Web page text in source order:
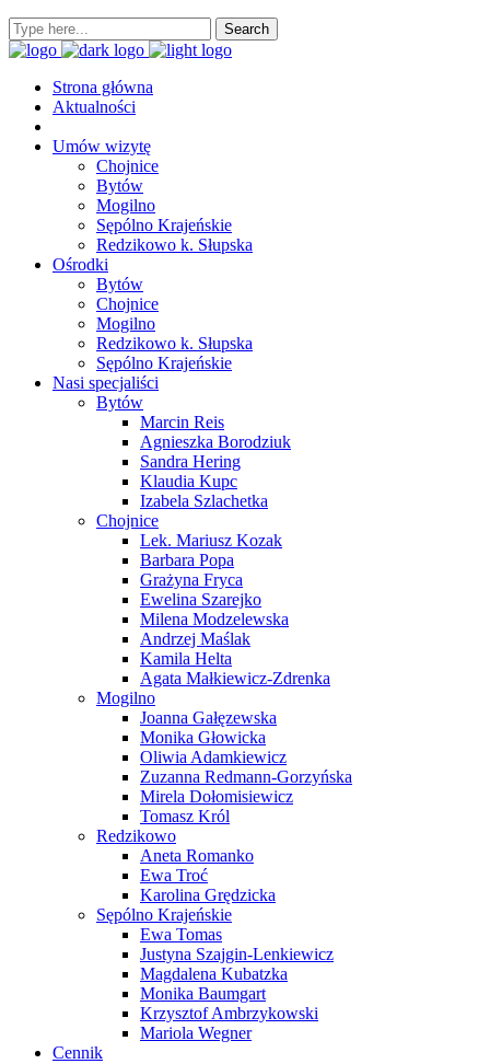
Strona główna
Aktualności
Umów wizytę
Chojnice
Bytów
Mogilno
Sępólno Krajeńskie
Redzikowo k. Słupska
Ośrodki
Bytów
Chojnice
Mogilno
Redzikowo k. Słupska
Sępólno Krajeńskie
Nasi specjaliści
Bytów
Marcin Reis
Agnieszka Borodziuk
Sandra Hering
Klaudia Kupc
Izabela Szlachetka
Chojnice
Lek. Mariusz Kozak
Barbara Popa
Grażyna Fryca
Ewelina Szarejko
Milena Modzelewska
Andrzej Maślak
Kamila Helta
Agata Małkiewicz-Zdrenka
Mogilno
Joanna Gałęzewska
Monika Głowicka
Oliwia Adamkiewicz
Zuzanna Redmann-Gorzyńska
Mirela Dołomisiewicz
Tomasz Król
Redzikowo
Aneta Romanko
Ewa Troć
Karolina Grędzicka
Sępólno Krajeńskie
Ewa Tomas
Justyna Szajgin-Lenkiewicz
Magdalena Kubatzka
Monika Baumgart
Krzysztof Ambrzykowski
Mariola Wegner
Cennik